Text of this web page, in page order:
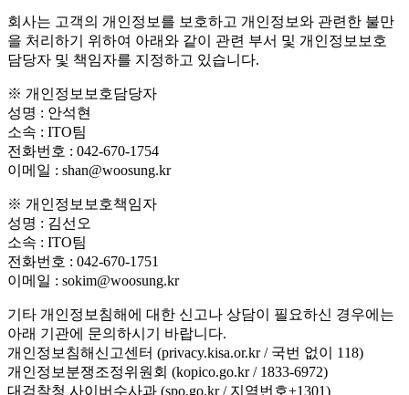
회사는 고객의 개인정보를 보호하고 개인정보와 관련한 불만
을 처리하기 위하여 아래와 같이 관련 부서 및 개인정보보호
담당자 및 책임자를 지정하고 있습니다.
※ 개인정보보호담당자
성명 : 안석현
소속 : ITO팀
전화번호 : 042-670-1754
이메일 : shan@woosung.kr
※ 개인정보보호책임자
성명 : 김선오
소속 : ITO팀
전화번호 : 042-670-1751
이메일 : sokim@woosung.kr
기타 개인정보침해에 대한 신고나 상담이 필요하신 경우에는
아래 기관에 문의하시기 바랍니다.
개인정보침해신고센터 (privacy.kisa.or.kr / 국번 없이 118)
개인정보분쟁조정위원회 (kopico.go.kr / 1833-6972)
대검찰청 사이버수사과 (spo.go.kr / 지역번호+1301)